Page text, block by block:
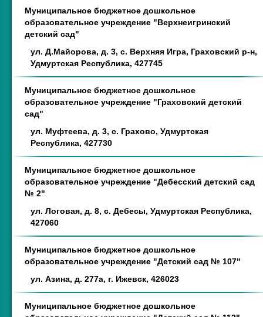
Муниципальное бюджетное дошкольное
образовательное учреждение "Верхнеигринский
детский сад"
ул. Д.Майорова, д. 3, с. Верхняя Игра, Граховский р-н,
Удмуртская Республика, 427745
Муниципальное бюджетное дошкольное
образовательное учреждение "Граховский детский
сад"
ул. Муфтеева, д. 3, с. Грахово, Удмуртская
Республика, 427730
Муниципальное бюджетное дошкольное
образовательное учреждение "Дебесский детский сад
№ 2"
ул. Логовая, д. 8, с. Дебесы, Удмуртская Республика,
427060
Муниципальное бюджетное дошкольное
образовательное учреждение "Детский сад № 107"
ул. Азина, д. 277а, г. Ижевск, 426023
Муниципальное бюджетное дошкольное